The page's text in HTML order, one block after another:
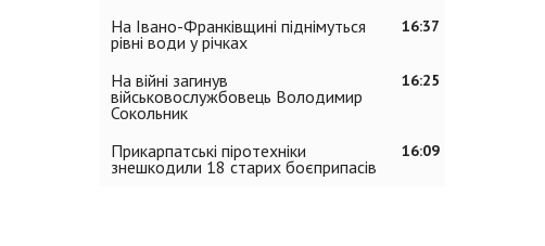
16:37
На Івано-Франківщині піднімуться
рівні води у річках
16:25
На війні загинув
військовослужбовець Володимир
Сокольник
16:09
Прикарпатські піротехніки
знешкодили 18 старих боєприпасів